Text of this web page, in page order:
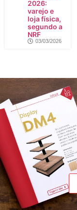
2026:
varejo e
loja física,
segundo a
NRF
03/03/2026